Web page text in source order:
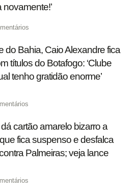
novamente!’
do Bahia, Caio Alexandre fica
títulos do Botafogo: ‘Clube
tenho gratidão enorme’
cartão amarelo bizarro a
fica suspenso e desfalca
Palmeiras; veja lance